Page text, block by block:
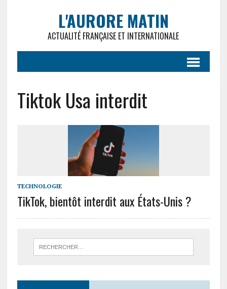
L'AURORE MATIN
ACTUALITÉ FRANÇAISE ET INTERNATIONALE
Tiktok Usa interdit
TECHNOLOGIE
TikTok, bientôt interdit aux États-Unis ?